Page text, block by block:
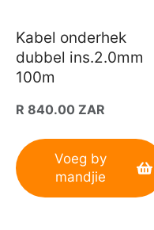
Kabel onderhek
dubbel ins.2.0mm
100m
Gewone
R 840.00 ZAR
Voeg by
mandjie